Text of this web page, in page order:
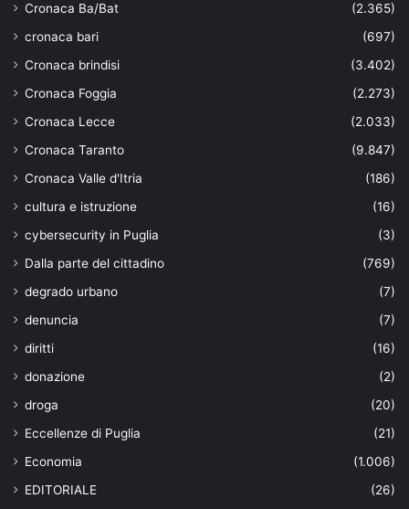
Cronaca Ba/Bat
(2.365)
cronaca bari
(697)
Cronaca brindisi
(3.402)
Cronaca Foggia
(2.273)
Cronaca Lecce
(2.033)
Cronaca Taranto
(9.847)
Cronaca Valle d'Itria
(186)
cultura e istruzione
(16)
cybersecurity in Puglia
(3)
Dalla parte del cittadino
(769)
degrado urbano
(7)
denuncia
(7)
diritti
(16)
donazione
(2)
droga
(20)
Eccellenze di Puglia
(21)
Economia
(1.006)
EDITORIALE
(26)